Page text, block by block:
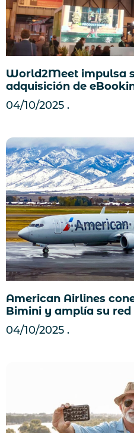
World2Meet impulsa
adquisición de
04/10/2025
American Airlines
Bimini y amplía su red
04/10/2025